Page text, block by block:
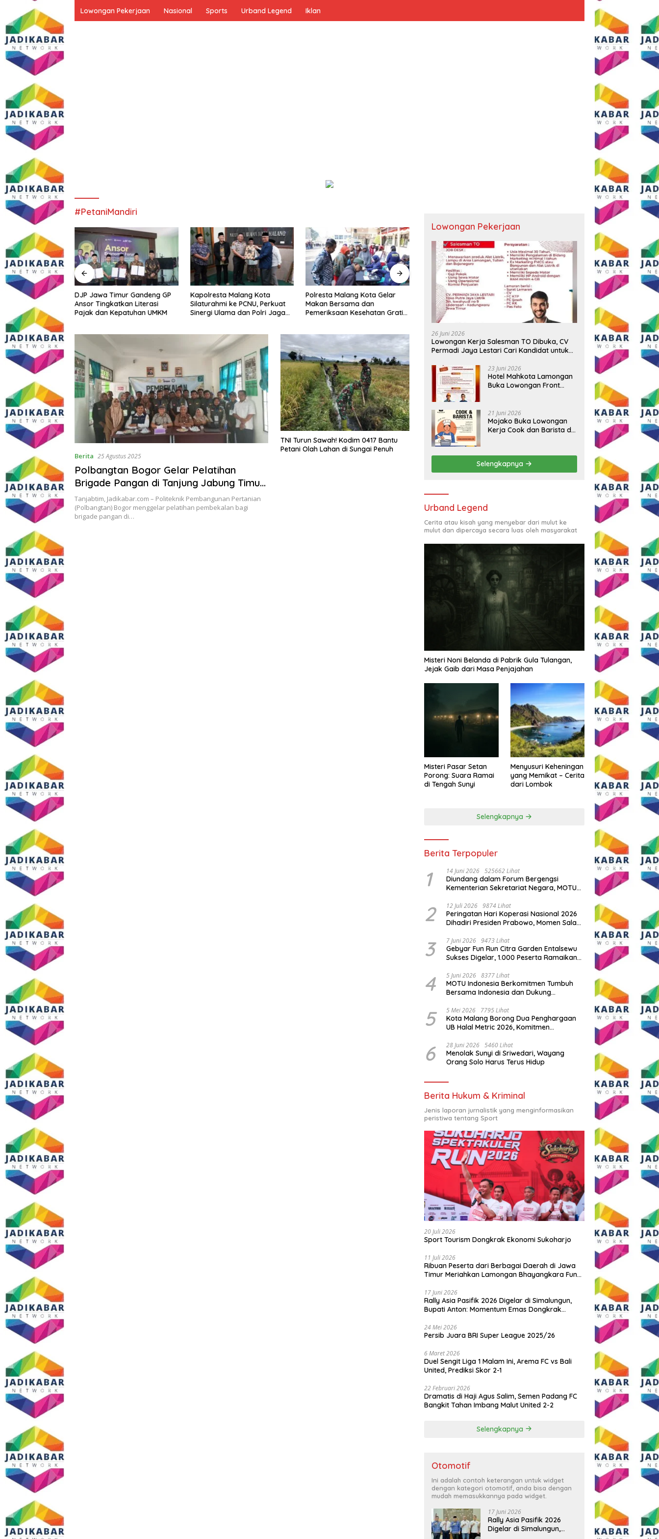
Lowongan Pekerjaan Nasional Sports Urband Legend Iklan
#PetaniMandiri
Bakal
Gratis? Ini Hasil
DJP Jawa Timur Gandeng GP
Ansor Tingkatkan Literasi
Pajak dan Kepatuhan UMKM
Kapolresta Malang Kota
Silaturahmi ke PCNU, Perkuat
Sinergi Ulama dan Polri Jaga
Polresta Malang Kota Gelar
Makan Bersama dan
Pemeriksaan Kesehatan Gratis,
Pengungkapan 17 Kasus, Polres
Malang Ringkus Tiga Pelaku
Pencurian Baterai Tower
Telekomunikasi
Semangat HUT ke-81 RI, AKP
Adik Agus Putrawan:
Kemerdekaan Harus Dijaga
dengan Integritas dan Perang
Berita 25 Agustus 2025
Polbangtan Bogor Gelar Pelatihan
Brigade Pangan di Tanjung Jabung Timur,
Perkuat SDM untuk Swasembada
Nasional
Tanjabtim, Jadikabar.com – Politeknik Pembangunan Pertanian
(Polbangtan) Bogor menggelar pelatihan pembekalan bagi
brigade pangan di…
TNI Turun Sawah! Kodim 0417 Bantu
Petani Olah Lahan di Sungai Penuh
Lowongan Pekerjaan
26 Juni 2026
Lowongan Kerja Salesman TO Dibuka, CV
Permadi Jaya Lestari Cari Kandidat untuk
23 Juni 2026
Hotel Mahkota Lamongan
Buka Lowongan Front
Syaratnya
21 Juni 2026
Mojako Buka Lowongan
Kerja Cook dan Barista di
Selengkapnya
Urband Legend
Cerita atau kisah yang menyebar dari mulut ke
mulut dan dipercaya secara luas oleh masyarakat
Misteri Noni Belanda di Pabrik Gula Tulangan,
Jejak Gaib dari Masa Penjajahan
Misteri Pasar Setan
Porong: Suara Ramai
di Tengah Sunyi
Menyusuri Keheningan
yang Memikat – Cerita
dari Lombok
Selengkapnya
Berita Terpopuler
1 14 Juni 2026 525662 Lihat
Diundang dalam Forum Bergengsi
Kementerian Sekretariat Negara, MOTU
Indonesia
2 12 Juli 2026 9874 Lihat
Peringatan Hari Koperasi Nasional 2026
Dihadiri Presiden Prabowo, Momen Salam
3 7 Juni 2026 9473 Lihat
Gebyar Fun Run Citra Garden Entalsewu
Sukses Digelar, 1.000 Peserta Ramaikan
4 5 Juni 2026 8377 Lihat
MOTU Indonesia Berkomitmen Tumbuh
Bersama Indonesia dan Dukung
5 5 Mei 2026 7795 Lihat
Kota Malang Borong Dua Penghargaan
UB Halal Metric 2026, Komitmen
6 28 Juni 2026 5460 Lihat
Menolak Sunyi di Sriwedari, Wayang
Orang Solo Harus Terus Hidup
Berita Hukum & Kriminal
Jenis laporan jurnalistik yang menginformasikan
peristiwa tentang Sport
20 Juli 2026
Sport Tourism Dongkrak Ekonomi Sukoharjo
11 Juli 2026
Ribuan Peserta dari Berbagai Daerah di Jawa
Timur Meriahkan Lamongan Bhayangkara Fun
17 Juni 2026
Rally Asia Pasifik 2026 Digelar di Simalungun,
Bupati Anton: Momentum Emas Dongkrak
24 Mei 2026
Persib Juara BRI Super League 2025/26
6 Maret 2026
Duel Sengit Liga 1 Malam Ini, Arema FC vs Bali
United, Prediksi Skor 2-1
22 Februari 2026
Dramatis di Haji Agus Salim, Semen Padang FC
Bangkit Tahan Imbang Malut United 2-2
Selengkapnya
Otomotif
Ini adalah contoh keterangan untuk widget
dengan kategori otomotif, anda bisa dengan
mudah memasukkannya pada widget.
17 Juni 2026
Rally Asia Pasifik 2026
Digelar di Simalungun,